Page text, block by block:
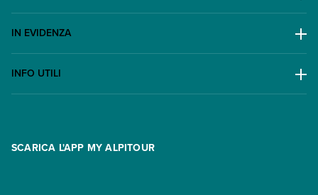
AWARD
Lavora con noi
Contatti
Assicurazioni
IN EVIDENZA
Escursioni
INFO UTILI
FAQ
Condizioni generali di contratto
SCARICA L'APP MY ALPITOUR